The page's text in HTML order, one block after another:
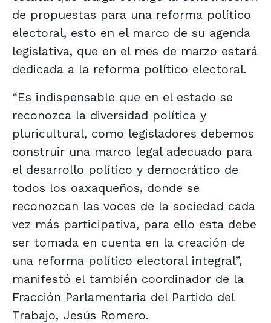
de propuestas para una reforma político
electoral, esto en el marco de su agenda
legislativa, que en el mes de marzo estará
dedicada a la reforma político electoral.
“Es indispensable que en el estado se
reconozca la diversidad política y
pluricultural, como legisladores debemos
construir una marco legal adecuado para
el desarrollo político y democrático de
todos los oaxaqueños, donde se
reconozcan las voces de la sociedad cada
vez más participativa, para ello esta debe
ser tomada en cuenta en la creación de
una reforma político electoral integral”,
manifestó el también coordinador de la
Fracción Parlamentaria del Partido del
Trabajo, Jesús Romero.